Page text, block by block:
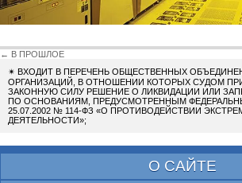
← В ПРОШЛОЕ
✴ ВХОДИТ В ПЕРЕЧЕНЬ ОБЩЕСТВЕННЫХ
ОРГАНИЗАЦИЙ, В ОТНОШЕНИИ КОТОРЫХ СУДОМ
ЗАКОННУЮ СИЛУ РЕШЕНИЕ О ЛИКВИДАЦИИ ИЛИ
ПО ОСНОВАНИЯМ, ПРЕДУСМОТРЕННЫМ
25.07.2002 № 114-ФЗ «О ПРОТИВОДЕЙСТВИИ
ДЕЯТЕЛЬНОСТИ»;
О САЙТЕ